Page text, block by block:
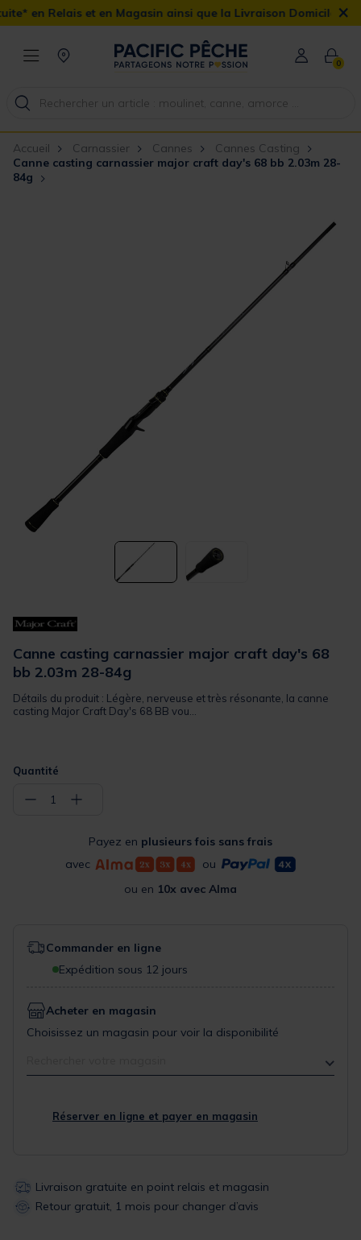
en Magasin ainsi que la Livraison Domicile offerte dès 90€×
0
Accueil Carnassier Cannes
Cannes Casting
Canne casting carnassier major craft day's 68 bb 2.03m 28-
84g
Canne casting carnassier major craft day's 68
bb 2.03m 28-84g
Détails du produit : Légère, nerveuse et très résonante, la canne
casting Major Craft Day's 68 BB vou...
Quantité
− 1 +
Payez en plusieurs fois sans frais
avec
ou
ou en 10x avec Alma
Commander en ligne
Expédition sous 12 jours
Acheter en magasin
Choisissez un magasin pour voir la disponibilité
Réserver en ligne et payer en magasin
Livraison gratuite en point relais et magasin
Retour gratuit, 1 mois pour changer d’avis